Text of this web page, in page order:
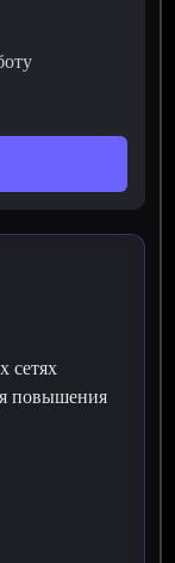
сетях
повышения